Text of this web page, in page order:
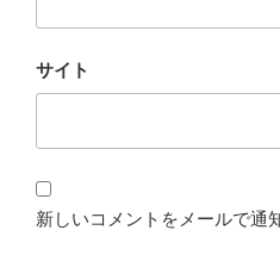
サイト
新しいコメントをメールで通